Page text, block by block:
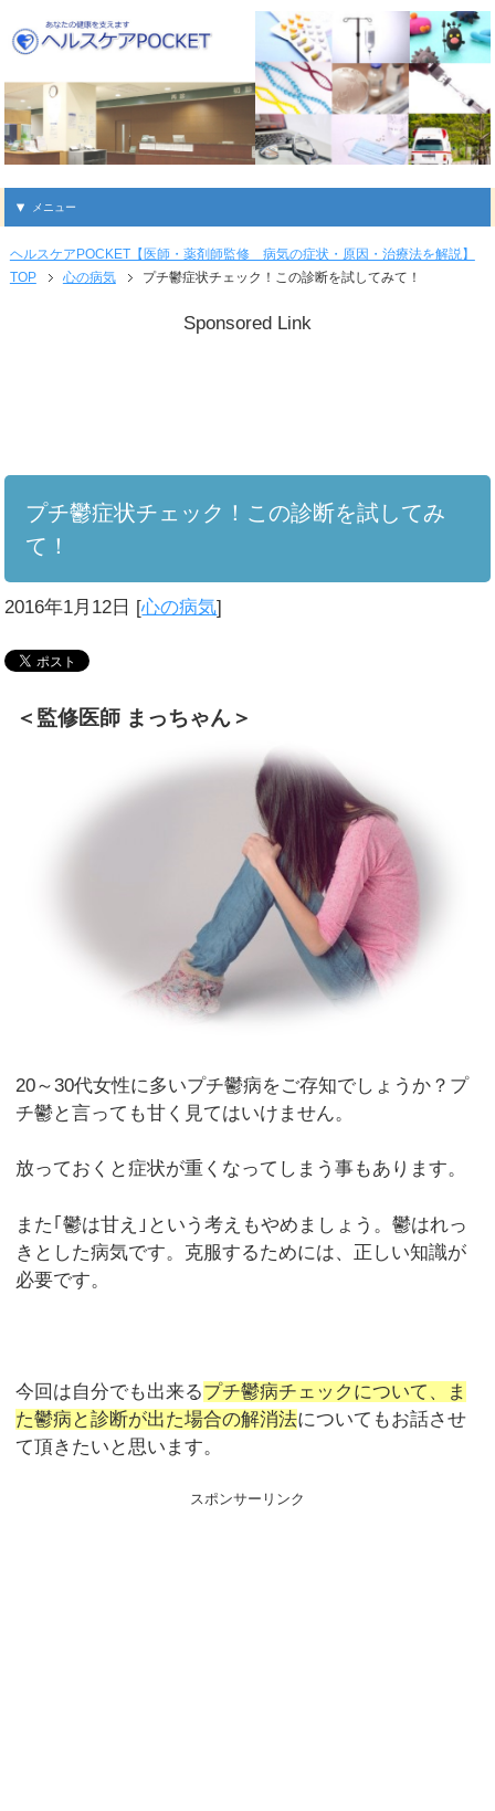
メニュー
ヘルスケアPOCKET【医師・薬剤師監修 病気の症状・原因・治療法を解説】
TOP
心の病気 プチ鬱症状チェック！この診断を試してみて！
Sponsored Link
プチ鬱症状チェック！この診断を試してみ
て！
2016年1月12日 [心の病気]
＜監修医師 まっちゃん＞
20～30代女性に多いプチ鬱病をご存知でしょうか？プ
チ鬱と言っても甘く見てはいけません。
放っておくと症状が重くなってしまう事もあります。
また｢鬱は甘え｣という考えもやめましょう。鬱はれっ
きとした病気です。克服するためには、正しい知識が
必要です。
今回は自分でも出来るプチ鬱病チェックについて、ま
た鬱病と診断が出た場合の解消法についてもお話させ
て頂きたいと思います。
スポンサーリンク